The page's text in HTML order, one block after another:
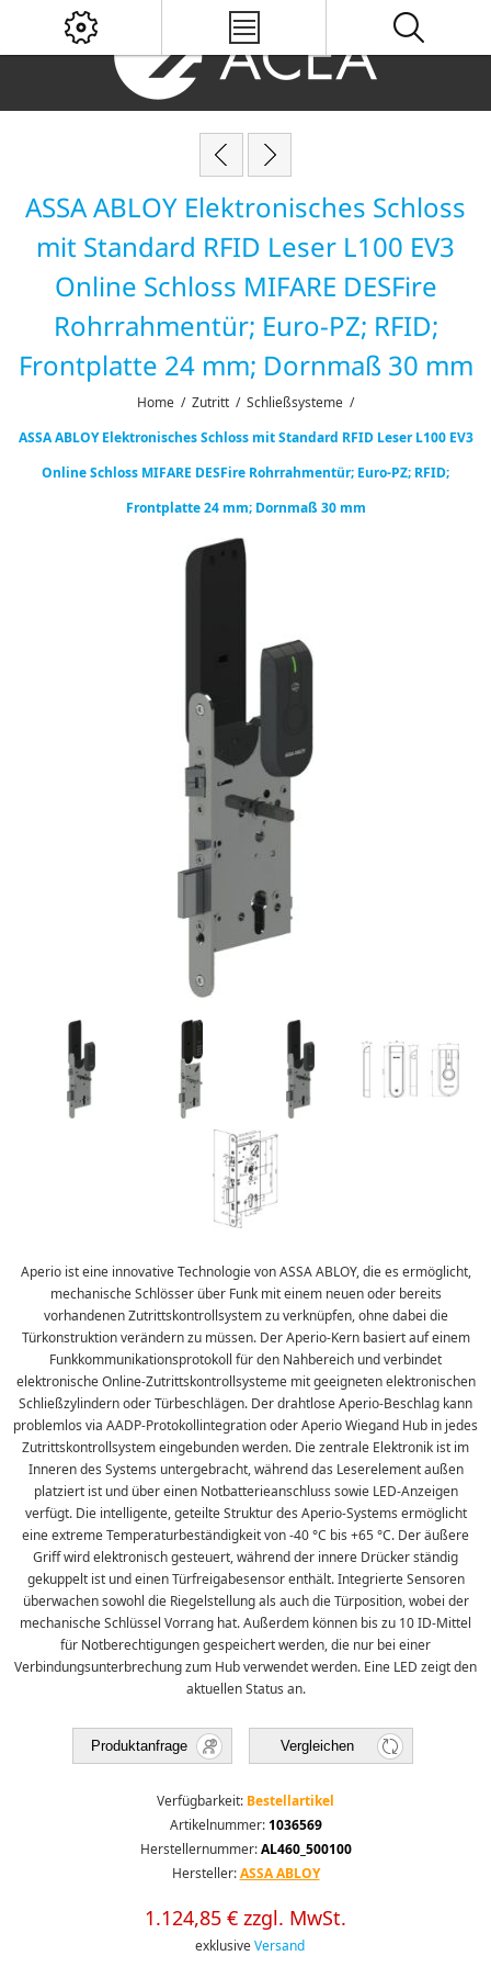
ASSA ABLOY Elektronisches Schloss
mit Standard RFID Leser L100 EV3
Online Schloss MIFARE DESFire
Rohrrahmentür; Euro-PZ; RFID;
Frontplatte 24 mm; Dornmaß 30 mm
Home / Zutritt / Schließsysteme /
ASSA ABLOY Elektronisches Schloss mit Standard RFID Leser L100 EV3
Online Schloss MIFARE DESFire Rohrrahmentür; Euro-PZ; RFID;
Frontplatte 24 mm; Dornmaß 30 mm
Aperio ist eine innovative Technologie von ASSA ABLOY, die es ermöglicht,
mechanische Schlösser über Funk mit einem neuen oder bereits
vorhandenen Zutrittskontrollsystem zu verknüpfen, ohne dabei die
Türkonstruktion verändern zu müssen. Der Aperio-Kern basiert auf einem
Funkkommunikationsprotokoll für den Nahbereich und verbindet
elektronische Online-Zutrittskontrollsysteme mit geeigneten elektronischen
Schließzylindern oder Türbeschlägen. Der drahtlose Aperio-Beschlag kann
problemlos via AADP-Protokollintegration oder Aperio Wiegand Hub in jedes
Zutrittskontrollsystem eingebunden werden. Die zentrale Elektronik ist im
Inneren des Systems untergebracht, während das Leserelement außen
platziert ist und über einen Notbatterieanschluss sowie LED-Anzeigen
verfügt. Die intelligente, geteilte Struktur des Aperio-Systems ermöglicht
eine extreme Temperaturbeständigkeit von -40 °C bis +65 °C. Der äußere
Griff wird elektronisch gesteuert, während der innere Drücker ständig
gekuppelt ist und einen Türfreigabesensor enthält. Integrierte Sensoren
überwachen sowohl die Riegelstellung als auch die Türposition, wobei der
mechanische Schlüssel Vorrang hat. Außerdem können bis zu 10 ID-Mittel
für Notberechtigungen gespeichert werden, die nur bei einer
Verbindungsunterbrechung zum Hub verwendet werden. Eine LED zeigt den
aktuellen Status an.
Produktanfrage Vergleichen
Verfügbarkeit: Bestellartikel
Artikelnummer: 1036569
Herstellernummer: AL460_500100
Hersteller: ASSA ABLOY
1.124,85 € zzgl. MwSt.
exklusiveVersand